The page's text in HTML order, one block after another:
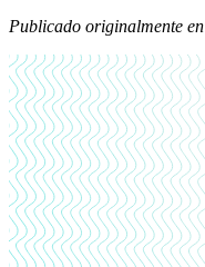
Publicado originalmente en